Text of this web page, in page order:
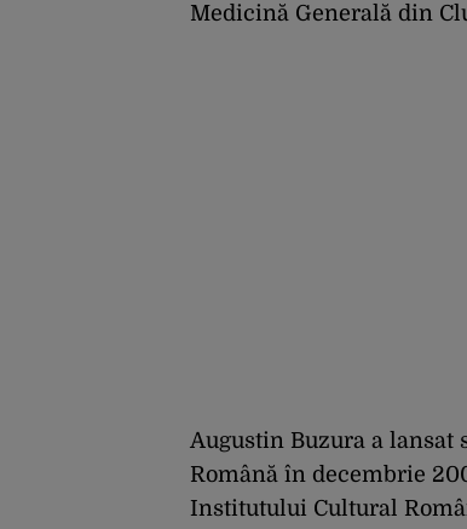
Medicină Generală din
Augustin Buzura a
Română în decembrie
Institutului Cultural